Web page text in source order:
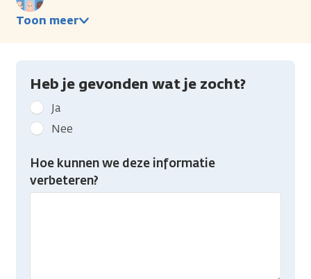
Toon meer
Heb je gevonden wat je zocht?
Geef
kanker.nl
feedback:
Heb
gevonden
Ja
Nee
Hoe kunnen we deze informatie
verbeteren?